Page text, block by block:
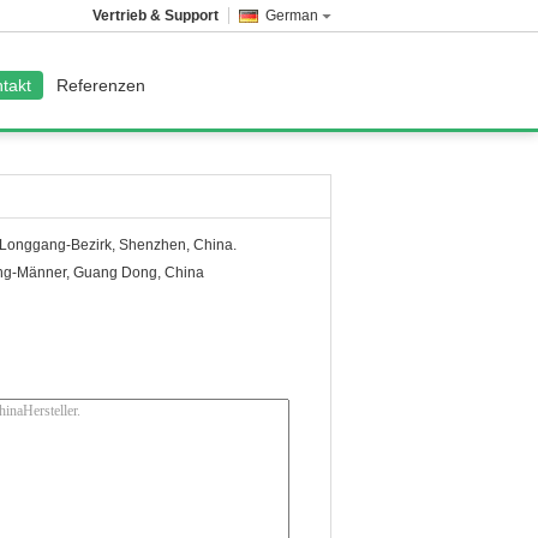
German
Vertrieb & Support
Referenzen
Bezirk, Shenzhen, China.
Männer, Guang Dong, China